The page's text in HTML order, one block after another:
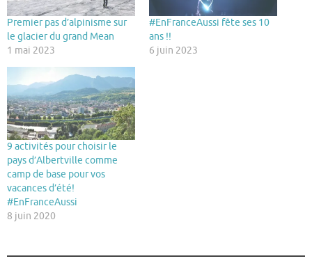
Premier pas d’alpinisme sur
le glacier du grand Mean
1 mai 2023
#EnFranceAussi fête ses 10
ans !!
6 juin 2023
9 activités pour choisir le
pays d’Albertville comme
camp de base pour vos
vacances d’été!
#EnFranceAussi
8 juin 2020